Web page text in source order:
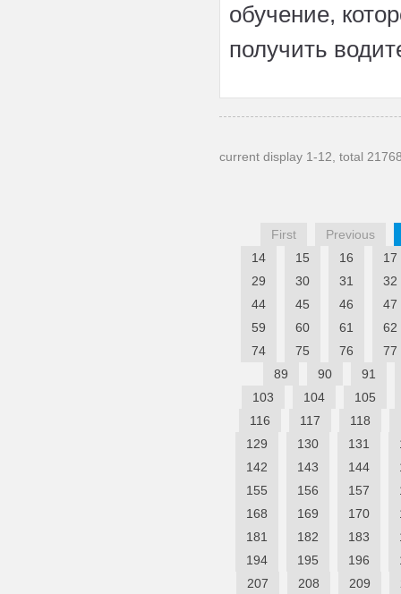
обучение,
получить
current display 1-12, total
First
Previous
14
15 16
17
29
30 31
32
44
45 46
47
59
60 61
62
74
75 76
77
89
90
91
103
104
105
116
117 118
129
130 131
142
143 144
155
156 157
168
169 170
181
182 183
194
195 196
207
208 209